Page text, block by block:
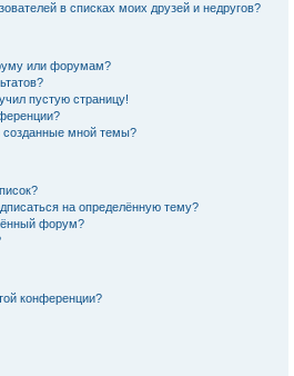
в списках моих друзей и недругов?
или форумам?
пустую страницу!
созданные мной темы?
на определённую тему?
форум?
конференции?